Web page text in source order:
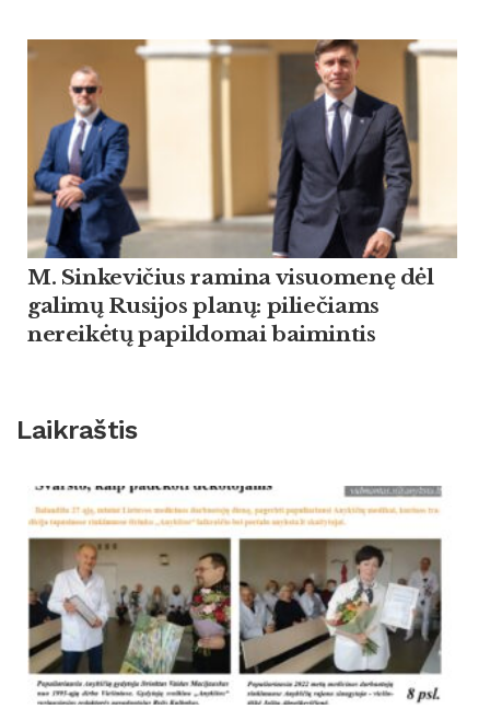
M. Sinkevičius ramina visuomenę dėl
galimų Rusijos planų: piliečiams
nereikėtų papildomai baimintis
Laikraštis